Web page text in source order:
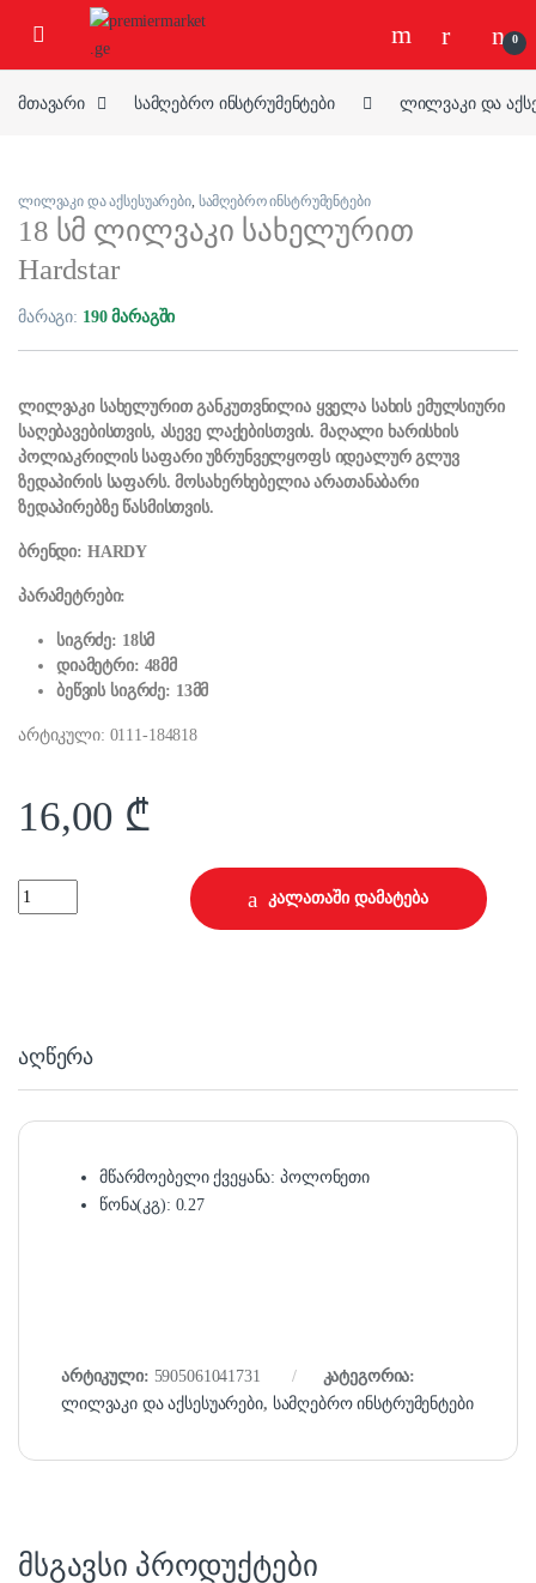
ნავიგაციაზე გადასვლა
შინაარსზე გადასვლა
0
მთავარი სამღებრო ინსტრუმენტები ლილვაკი და
ლილვაკი და აქსესუარები, სამღებრო ინსტრუმენტები
18 სმ ლილვაკი სახელურით
Hardstar
მარაგი: 190 მარაგში
ლილვაკი სახელურით განკუთვნილია ყველა სახის ემულსიური
საღებავებისთვის, ასევე ლაქებისთვის. მაღალი ხარისხის
პოლიაკრილის საფარი უზრუნველყოფს იდეალურ გლუვ
ზედაპირის საფარს. მოსახერხებელია არათანაბარი
ზედაპირებზე წასმისთვის.
ბრენდი: HARDY
პარამეტრები:
სიგრძე: 18სმ
დიამეტრი: 48მმ
ბეწვის სიგრძე: 13მმ
არტიკული: 0111-184818
16,00 ₾
18 სმ ლილვაკი სახელურით Hardstar quantity
კალათაში დამატება
აღწერა
მწარმოებელი ქვეყანა: პოლონეთი
წონა(კგ): 0.27
არტიკული: 5905061041731
კატეგორია:
ლილვაკი და აქსესუარები, სამღებრო ინსტრუმენტები
მსგავსი პროდუქტები